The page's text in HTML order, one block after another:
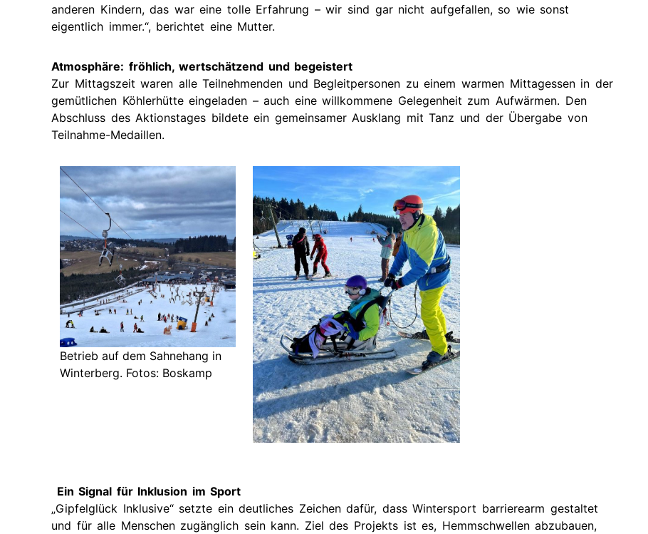
anderen Kindern, das war eine tolle Erfahrung – wir sind gar nicht aufgefallen, so wie sonst
eigentlich immer.“, berichtet eine Mutter.
Atmosphäre: fröhlich, wertschätzend und begeistert
Zur Mittagszeit waren alle Teilnehmenden und Begleitpersonen zu einem warmen Mittagessen in der
gemütlichen Köhlerhütte eingeladen – auch eine willkommene Gelegenheit zum Aufwärmen. Den
Abschluss des Aktionstages bildete ein gemeinsamer Ausklang mit Tanz und der Übergabe von
Teilnahme-Medaillen.
Betrieb auf dem Sahnehang in
Winterberg. Fotos: Boskamp
Ein Signal für Inklusion im Sport
„Gipfelglück Inklusive“ setzte ein deutliches Zeichen dafür, dass Wintersport barrierearm gestaltet
und für alle Menschen zugänglich sein kann. Ziel des Projekts ist es, Hemmschwellen abzubauen,